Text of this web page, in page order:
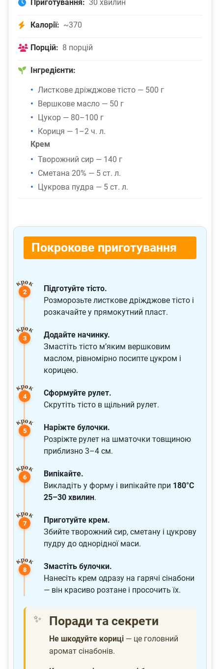
Приготування: 30 хвилин
Калорії: ~370
Порцій: 8 порцій
Інгредієнти:
Листкове дріжджове тісто — 500 г
Вершкове масло — 50 г
Цукор — 80–100 г
Кориця — 1–2 ч. л.
Крем
Творожний сир — 140 г
Сметана 20% — 5 ст. л.
Цукрова пудра — 5 ст. л.
Покрокове приготування
Підготуйте тісто.
Розморозьте листкове дріжджове тісто і
розкачайте у прямокутний пласт.
Додайте начинку.
Змастіть тісто м’яким вершковим
маслом, рівномірно посипте цукром і
корицею.
Сформуйте рулет.
Скрутіть тісто в щільний рулет.
Наріжте булочки.
Розріжте рулет на шматочки товщиною
приблизно 3–4 см.
Випікайте.
Викладіть у форму і випікайте при 180°C
25–30 хвилин.
Приготуйте крем.
Збийте творожний сир, сметану і цукрову
пудру до однорідної маси.
Змастіть булочки.
Нанесіть крем одразу на гарячі сінабони
— він красиво розтане і просочить їх.
Поради та секрети
Не шкодуйте кориці — це головний
аромат сінабонів.